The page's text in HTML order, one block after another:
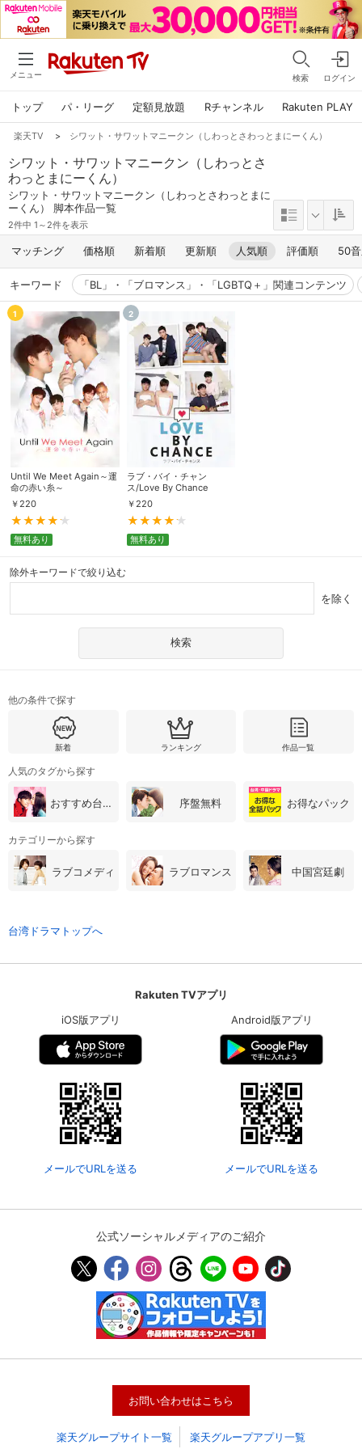
メニュー 検索 ログイン
トップ パ・リーグ 定額見放題 Rチャンネル Rakuten PLAY
会員情報
決済方法変更 決済方法の変更が可能です。
楽天TV > シワット・サワットマニークン（しわっとさわっとまにーくん）
シワット・サワットマニークン（しわっとさ
わっとまにーくん）
シワット・サワットマニークン（しわっとさわっとまに
ーくん） 脚本作品一覧
2件中 1～2件を表示
マッチング 価格順 新着順 更新順 人気順 評価順 50
キーワード 「BL」・「ブロマンス」・「LGBTQ＋」関連コンテンツ
1
Until We Meet Again～運
命の赤い糸～
￥ 220
無料あり
2
ラブ・バイ・チャン
ス/Love By Chance
￥ 220
無料あり
除外キーワードで絞り込む
を除く
他の条件で探す
新着 ランキング 作品一覧
人気のタグから探す
おすすめ台湾・中国ドラマ 序盤無料 お得なパック
カテゴリーから探す
ラブコメディ ラブロマンス 中国宮廷劇
台湾ドラマトップへ
Rakuten TVアプリ
iOS版アプリ
メールでURLを送る
Android版アプリ
メールでURLを送る
公式ソーシャルメディアのご紹介
お問い合わせはこちら
楽天グループサイト一覧 楽天グループアプリ一覧